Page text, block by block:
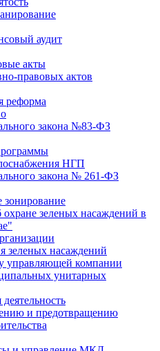
аудит
акты
правовых актов
реформа
закона №83-ФЗ
НГП
закона № 261-ФЗ
зонирование
зеленых насаждений в
зеленых насаждений
управляющей компании
унитарных
и предотвращению